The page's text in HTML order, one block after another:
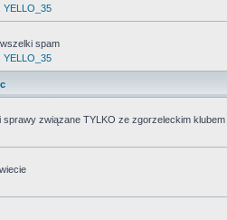
YELLO_35
spam
YELLO_35
związane TYLKO ze zgorzeleckim klubem